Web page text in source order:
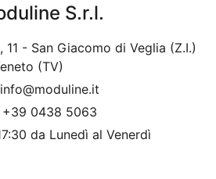
S.r.l.
11 - San Giacomo di Veglia (Z.I.)
(TV)
info@moduline.it
+39 0438 5063
da Lunedì al Venerdì